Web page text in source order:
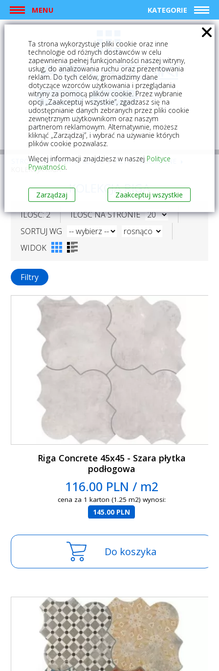
MENU KATEGORIE
logowanie rejestracja
Mój koszyk (0)
STRONA GŁÓWNA PŁYTKI
PŁYTKI KUCHENNE
KOLEKCJA RIGA
KOLEKCJA RIGA
ILOŚĆ: 2
ILOŚĆ NA STRONIE
SORTUJ WG
WIDOK
Filtry
Riga Concrete 45x45 - Szara płytka
podłogowa
116.00 PLN / m2
cena za 1 karton (1.25 m2) wynosi:
145.00 PLN
Do koszyka
Ta strona wykorzystuje pliki cookie oraz inne
technologie od różnych dostawców w celu
zapewnienia pełnej funkcjonalności naszej witryny,
usług, do analizowania ruchu oraz prezentowania
reklam. Do tych celów, gromadzimy dane
dotyczące wzorców użytkowania i przeglądania
witryny za pomocą plików cookie. Przez wybranie
opcji „Zaakceptuj wszystkie”, zgadzasz się na
udostępnianie danych zebranych przez pliki cookie
zewnętrznym użytkownikom oraz naszym
partnerom reklamowym. Alternatywnie, możesz
kliknąć „Zarządzaj”, i wybrać na używanie których
plików cookie pozwalasz.
Więcej informacji znajdziesz w naszej Polityce
Prywatności.
Zarządzaj Zaakceptuj wszystkie